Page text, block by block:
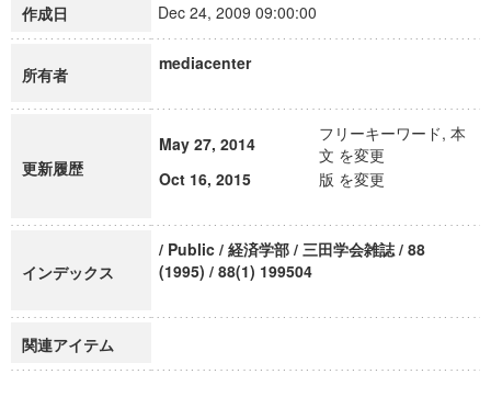
作成日 Dec 24, 2009 09:00:00
所有者
mediacenter
更新履歴
May 27, 2014
フリーキーワード, 本
文 を変更
Oct 16, 2015
版 を変更
インデックス
/ Public / 経済学部 / 三田学会雑誌 / 88
(1995) / 88(1) 199504
関連アイテム